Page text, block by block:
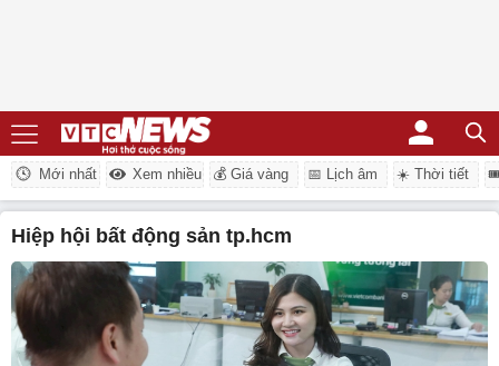
Mới nhất Xem nhiều 💰 Giá vàng 📅 Lịch âm ☀️ Thời tiết
hiệp hội bất động sản tp.hcm